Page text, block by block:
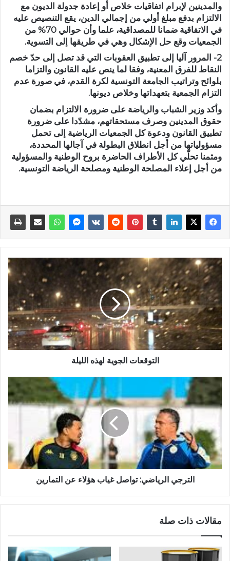
والمدينين لإبرام اتفاقيات خلاص أو إعادة جدولة الديون مع
الالتزام بدفع مبلغ أولي من إجمالي الدين، يقع التنصيص عليه
في الاتفاقية ضمانا للمصداقية، علما وأن حوالي 70% من
الجمعيات وقع حل الإشكال وهي في طريقها إلى التسوية.
2- المرور آليا إلى تطبيق العقوبات التي قد تصل إلى حدّ خصم
النقاط للفرق المعنية، وفقا لما ينص عليه القانون والتزاما
بلوائح وتراتيب الجامعة التونسية لكرة القدم، في صورة عدم
التزام الجمعية بتعهداتها وخلاص ديونها.
وأكد وزير الشباب والرياضة على ضرورة الالتزام بضمان
حقوق المدينين وصرف مستحقاتهم، مشدّدا على ضرورة
تطبيق القانون ودعوة كل الجمعيات الرياضية إلى تحمل
مسؤولياتها من أجل انطلاق البطولة في آجالها المحددة،
ومثمنا تحلّي كل الأطراف الحاضرة بروح الوطنية والمسؤولية
من أجل إعلاء المصلحة الوطنية ومصلحة الرياضة التونسية.
التوقعات الجوية لهذه الليلة
الترجي الرياضي: تواصل غياب هؤلاء عن التمارين
مقالات ذات صلة